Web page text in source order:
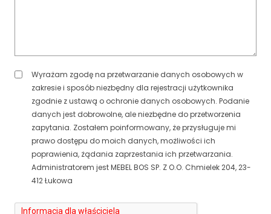
Wyrażam zgodę na przetwarzanie danych osobowych w
zakresie i sposób niezbędny dla rejestracji użytkownika
zgodnie z ustawą o ochronie danych osobowych. Podanie
danych jest dobrowolne, ale niezbędne do przetworzenia
zapytania. Zostałem poinformowany, że przysługuje mi
prawo dostępu do moich danych, możliwości ich
poprawienia, żądania zaprzestania ich przetwarzania.
Administratorem jest MEBEL BOS SP. Z O.O. Chmielek 204, 23-
412 Łukowa